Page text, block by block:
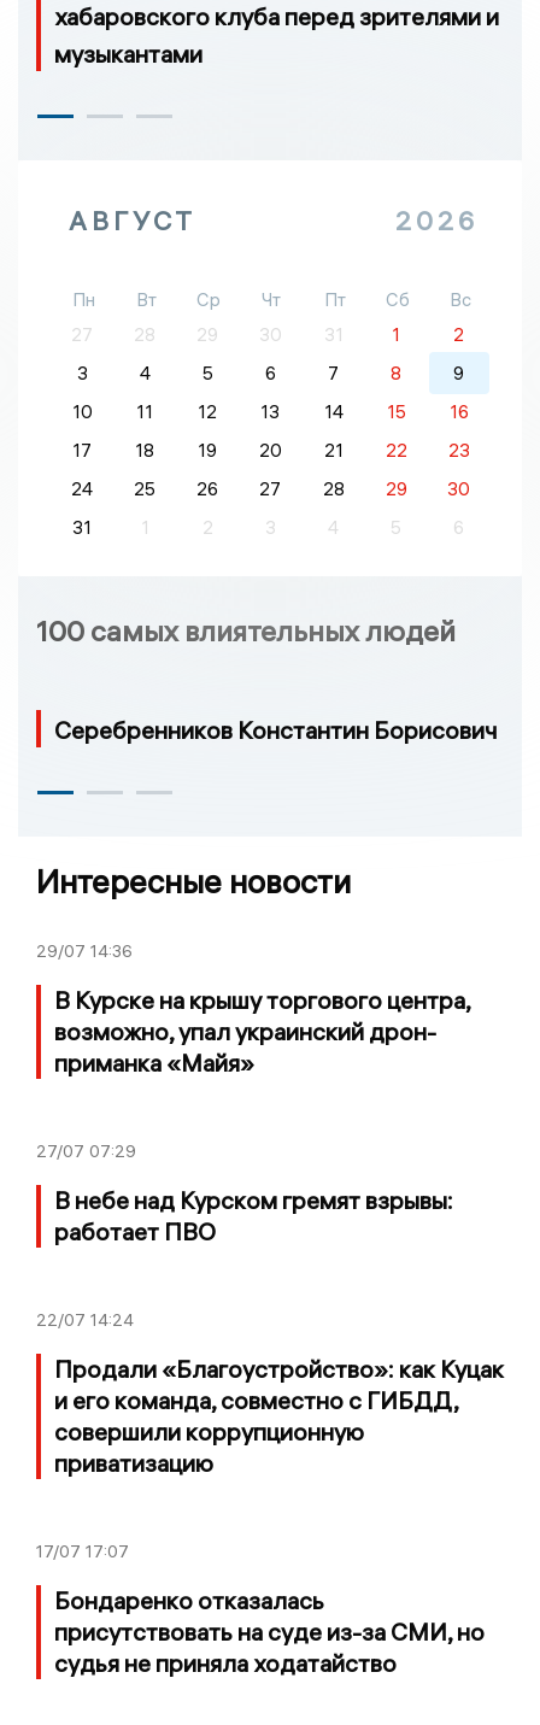
хабаровского клуба перед зрителями и
музыкантами
АВГУСТ 2026
Пн Вт Ср Чт Пт Сб
Вс
27
28 29 30 31 1
2
3
4 5 6 7 8
9
10
11 12 13 14 15
16
17
18 19 20 21 22
23
24
25 26 27 28 29
30
31
1 2 3 4 5 6
100 самых влиятельных людей
Серебренников Константин Борисович
Интересные новости
29/07 14:36
В Курске на крышу торгового центра,
возможно, упал украинский дрон-
приманка «Майя»
27/07 07:29
В небе над Курском гремят взрывы:
работает ПВО
22/07 14:24
Продали «Благоустройство»: как Куцак
и его команда, совместно с ГИБДД,
совершили коррупционную
приватизацию
17/07 17:07
Бондаренко отказалась
присутствовать на суде из-за СМИ, но
судья не приняла ходатайство